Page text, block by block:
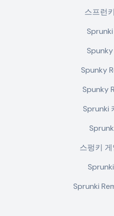
스프런
Spunky
Spunky
Sprunki
스펑키
Sprunki